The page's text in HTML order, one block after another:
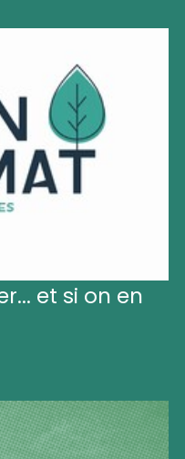
et si on en